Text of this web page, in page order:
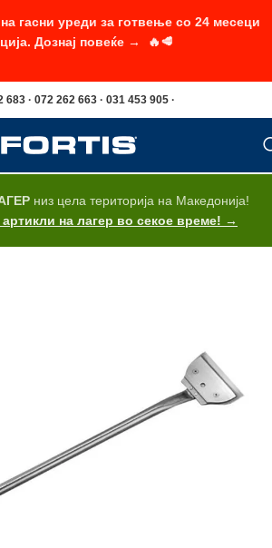
683 · 072 262 663 · 031 453 905 ·
низ цела територија на Македонија!
на лагер во секое време! →
гасни уреди за готвење со 24 месеци
Дознај повеќе → 🔥🥩